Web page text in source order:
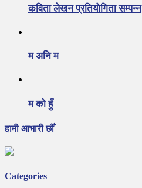
कविता लेखन प्रतियोगिता सम्पन्न
म अनि म
म को हुँ
हामी आभारी छौँ
Categories